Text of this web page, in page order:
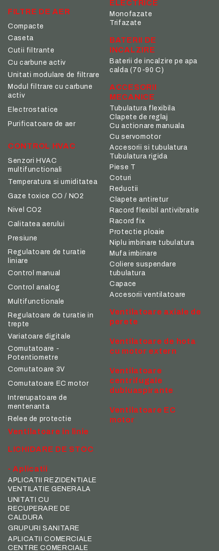
FILTRE DE AER
Compacte
Caseta
Cutii filtrante
Cu carbune activ
Unitati modulare de filtrare
Modul filtrare cu carbune
activ
Electrostatice
Purificatoare de aer
CONTROL HVAC
Senzori HVAC
multifunctionali
Temperatura si umiditatea
Gaze toxice CO / NO2
Nivel CO2
Calitatea aerului
Presiune
Regulatoare de turatie
liniare
Control manual
Control analog
Multifunctionale
Regulatoare de turatie in
trepte
Variatoare digitale
Comutatoare -
Potentiometre
Comutatoare 3V
Comutatoare EC motor
Intrerupatoare de
mentenanta
Relee de protectie
ELECTRICE
Monofazate
Trifazate
BATERII DE
INCALZIRE
Baterii de incalzire pe apa
calda (70-90 C)
ACCESORII
MECANICE
Tubulatura flexibila
Clapete de reglaj
Cu actionare manuala
Cu servomotor
Accesorii si tubulatura
Tubulatura rigida
Piese T
Coturi
Reductii
Clapete antiretur
Racord flexibil antivibratie
Racord fix
Protectie ploaie
Niplu imbinare tubulatura
Mufa imbinare
Coliere suspendare
tubulatura
Capace
Accesorii ventilatoare
Ventilatoare axiale de
perete
Ventilatoare de hota
cu motor extern
Ventilatoare
centrifugale
dubluaspirante
Ventilatoare EC
motor
Ventilatoare in linie
LICHIDARE DE STOC
- Aplicatii
APLICATII REZIDENTIALE
VENTILATIE GENERALA
UNITATI CU
RECUPERARE DE
CALDURA
GRUPURI SANITARE
APLICATII COMERCIALE
CENTRE COMERCIALE